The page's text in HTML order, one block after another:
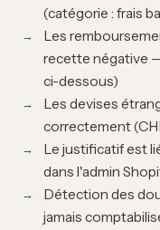
(catégorie : frais
Les
recette négative
ci-dessous)
Les devises
correctement
Le justificatif est
dans l'admin
Détection des
jamais